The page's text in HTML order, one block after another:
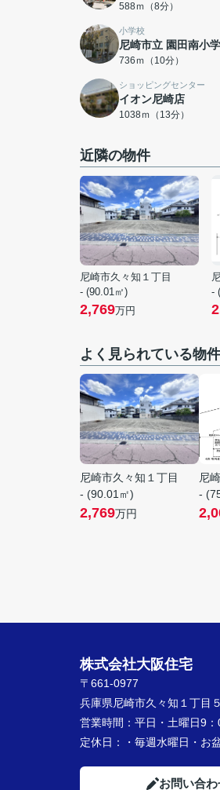
588ｍ（8分）
小学校
尼崎市立 園田南小
736ｍ（10分）
ショッピングセンター
イオン尼崎店
1038ｍ（13分）
近隣の物件
尼崎市久々知１丁目
- (90.01㎡)
2,769万円
-
よく見られている物件
尼崎市久々知１丁目
- (90.01㎡)
2,769万円
尼
-
株式会社大阪住宅
〒661-0977
兵庫県尼崎市久々知１丁目
営業時間： 平日・土曜日9
定休日：
・毎週水曜日・お
お問い合わ